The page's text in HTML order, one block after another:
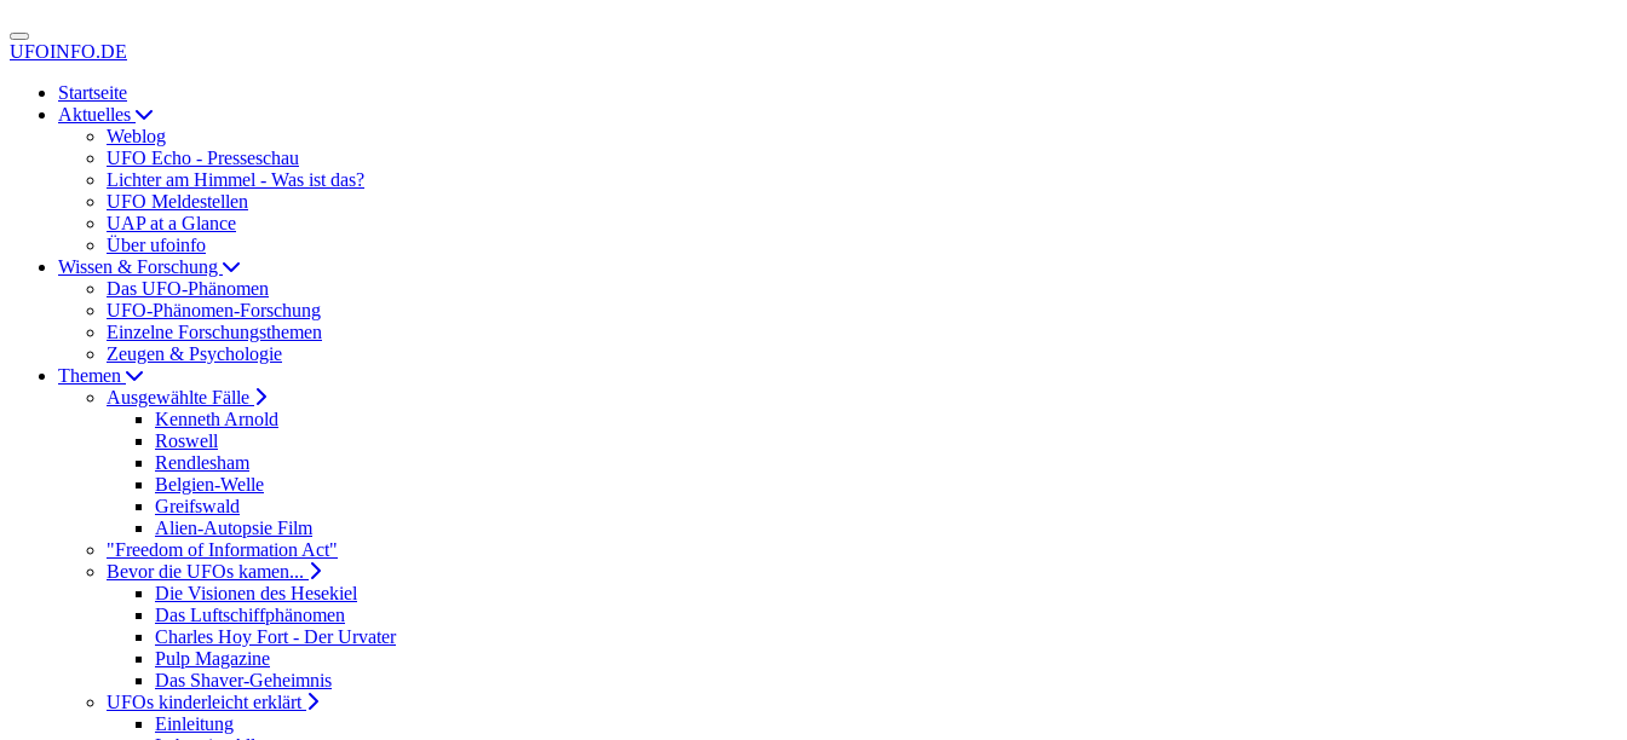
UFOINFO.DE
Startseite
Aktuelles
Weblog
UFO Echo - Presseschau
Lichter am Himmel - Was ist das?
UFO Meldestellen
UAP at a Glance
Über ufoinfo
Wissen & Forschung
Das UFO-Phänomen
UFO-Phänomen-Forschung
Einzelne Forschungsthemen
Zeugen & Psychologie
Themen
Ausgewählte Fälle
Kenneth Arnold
Roswell
Rendlesham
Belgien-Welle
Greifswald
Alien-Autopsie Film
"Freedom of Information Act"
Bevor die UFOs kamen...
Die Visionen des Hesekiel
Das Luftschiffphänomen
Charles Hoy Fort - Der Urvater
Pulp Magazine
Das Shaver-Geheimnis
UFOs kinderleicht erklärt
Einleitung